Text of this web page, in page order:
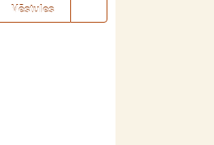
Vēstules